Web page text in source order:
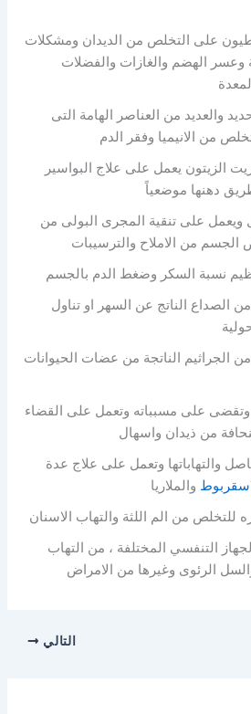
على التخلص من الديدان ومشكلات
وعسر الهضم والغازات والفضلات
والعديد من العناصر الهامة التى
من الانيميا وفقر الدم
الزيتون يعمل على علاج البواسير
دهنها موضعياً
ويعمل على تنقية المجرى البولى من
من الاملاح والترسيبات
نسبة السكر وضغط الدم بالجسم
الصداع الناتج عن السهر او تناول
الجراثيم الناتجة من عضات الحيوانات
وتقضى على مسبباته وتعمل على القضاء
من ذيدان واسهال
والتهاباتها وتعمل على علاج عدة
والملاريا
للتخلص من الم اللثة والتهاب الاسنان
التنفسي المختلفة ، من التهاب
الرئوى وغيرها من الامراض
التالي